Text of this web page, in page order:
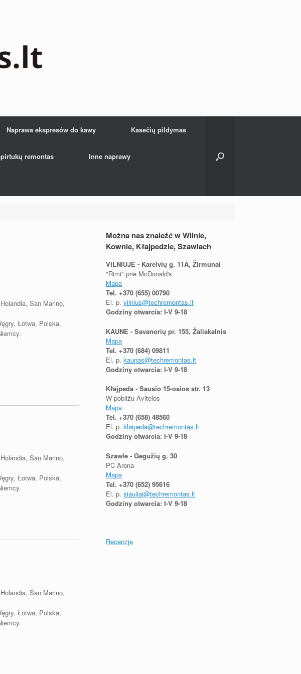
Naprawa ekspresów do kawy Kasečių pildymas
remontas Inne naprawy
San Marino,
Łotwa, Polska,
San Marino,
Łotwa, Polska,
San Marino,
Łotwa, Polska,
Można nas znaleźć w Wilnie,
Kownie, Kłajpedzie, Szawlach
VILNIUJE - Kareivių g. 11A, Žirmūnai
"Rimi" prie McDonald's
Mapa
Tel.+370 (655) 00790
El. p.vilnius@techremontas.lt
Godziny otwarcia: I-V 9-18
KAUNE - Savanorių pr. 155, Žaliakalnis
Mapa
Tel.+370 (684) 09811
El. p.kaunas@techremontas.lt
Godziny otwarcia: I-V 9-18
Kłajpeda - Sausio 15-osios str. 13
W pobliżu Avitelos
Mapa
Tel.+370 (658) 48560
El. p.klaipeda@techremontas.lt
Godziny otwarcia: I-V 9-18
Szawle - Gegužių g. 30
PC Arena
Mapa
Tel.+370 (652) 95616
El. p.siauliai@techremontas.lt
Godziny otwarcia: I-V 9-18
Recenzje